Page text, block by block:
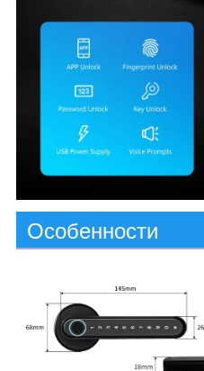
Особенности